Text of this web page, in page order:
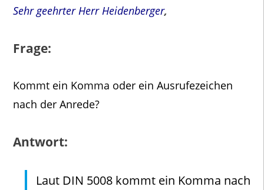
Sehr geehrter Herr Heidenberger,
Frage:
Kommt ein Komma oder ein Ausrufezeichen
nach der Anrede?
Antwort:
Laut DIN 5008 kommt ein Komma nach